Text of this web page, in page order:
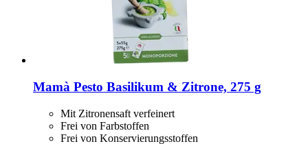
Mamà Pesto Basilikum & Zitrone, 275 g
Mit Zitronensaft verfeinert
Frei von Farbstoffen
Frei von Konservierungsstoffen